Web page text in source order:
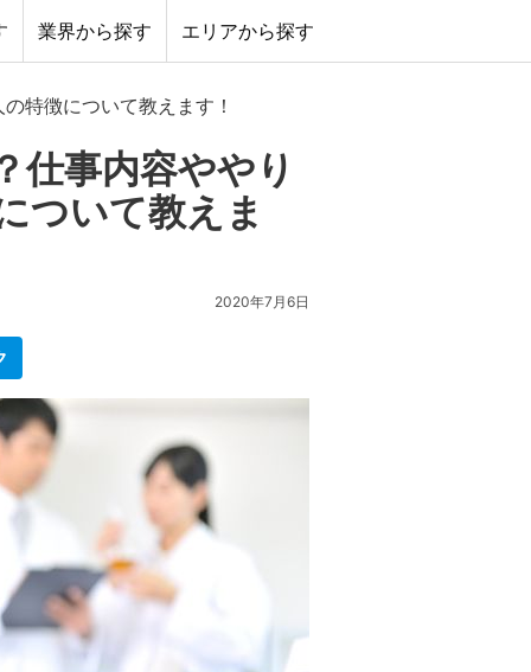
業界から探す エリアから探す
特徴について教えます！
仕事内容ややり
ついて教えま
2020年7月6日